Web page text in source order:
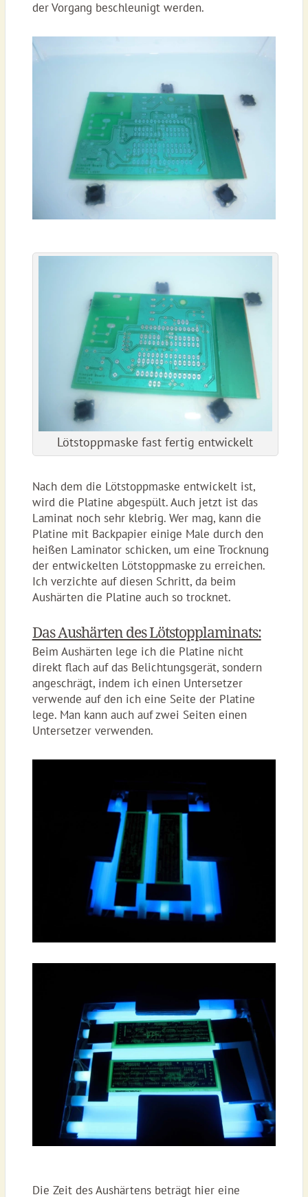
der Vorgang beschleunigt werden.
Lötstoppmaske fast fertig entwickelt
Nach dem die Lötstoppmaske entwickelt ist,
wird die Platine abgespült. Auch jetzt ist das
Laminat noch sehr klebrig. Wer mag, kann die
Platine mit Backpapier einige Male durch den
heißen Laminator schicken, um eine Trocknung
der entwickelten Lötstoppmaske zu erreichen.
Ich verzichte auf diesen Schritt, da beim
Aushärten die Platine auch so trocknet.
Das Aushärten des Lötstopplaminats:
Beim Aushärten lege ich die Platine nicht
direkt flach auf das Belichtungsgerät, sondern
angeschrägt, indem ich einen Untersetzer
verwende auf den ich eine Seite der Platine
lege. Man kann auch auf zwei Seiten einen
Untersetzer verwenden.
Die Zeit des Aushärtens beträgt hier eine